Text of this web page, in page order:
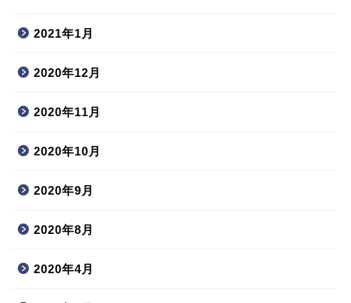
2021年1月
2020年12月
2020年11月
2020年10月
2020年9月
2020年8月
2020年4月